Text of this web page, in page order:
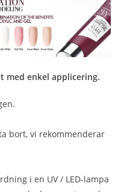
med enkel applicering.
bort, vi rekommenderar
i en UV / LED-lampa